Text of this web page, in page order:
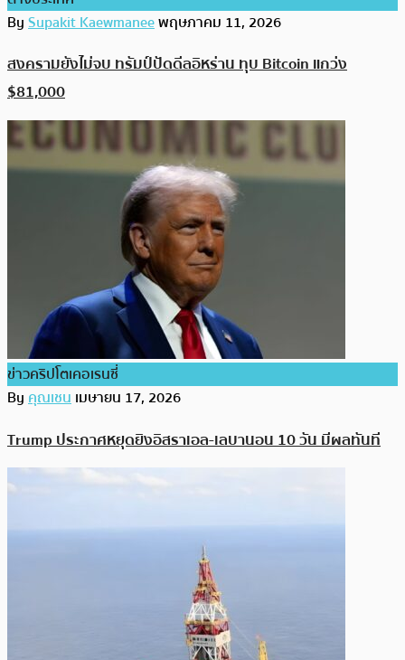
BySupakit Kaewmaneeพฤษภาคม 11, 2026
สงครามยังไม่จบ ทรัมป์ปัดดีลอิหร่าน ทุบ Bitcoin แกว่ง
$81,000
ข่าวคริปโตเคอเรนซี่
Byคุณเชนเมษายน 17, 2026
Trump ประกาศหยุดยิงอิสราเอล-เลบานอน 10 วัน มีผลทันที